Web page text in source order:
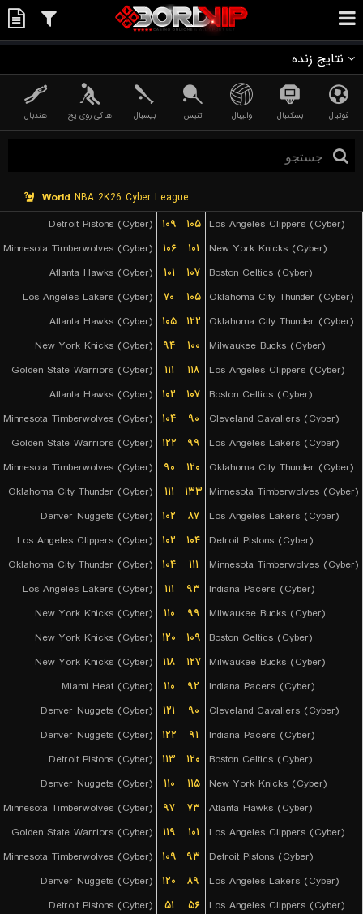
نتایج زنده
فوتبال بسکتبال والیبال تنیس بیسبال هاکی روی یخ هندبال
World NBA 2K26 Cyber League
Detroit Pistons (Cyber)
۱۰۹ ۱۰۵
Los Angeles Clippers (Cyber)
Minnesota Timberwolves (Cyber)
۱۰۶ ۱۰۱
New York Knicks (Cyber)
Atlanta Hawks (Cyber)
۱۰۱ ۱۰۷
Boston Celtics (Cyber)
Los Angeles Lakers (Cyber)
۷۰ ۱۰۵
Oklahoma City Thunder (Cyber)
Atlanta Hawks (Cyber)
۱۰۵ ۱۲۲
Oklahoma City Thunder (Cyber)
New York Knicks (Cyber)
۹۴ ۱۰۰
Milwaukee Bucks (Cyber)
Golden State Warriors (Cyber)
۱۱۱ ۱۱۸
Los Angeles Clippers (Cyber)
Atlanta Hawks (Cyber)
۱۰۲ ۱۰۷
Boston Celtics (Cyber)
Minnesota Timberwolves (Cyber)
۱۰۴ ۹۰
Cleveland Cavaliers (Cyber)
Golden State Warriors (Cyber)
۱۲۲ ۹۹
Los Angeles Lakers (Cyber)
Minnesota Timberwolves (Cyber)
۹۰ ۱۲۰
Oklahoma City Thunder (Cyber)
Oklahoma City Thunder (Cyber)
۱۱۱ ۱۳۳ Minnesota Timberwolves (Cyber)
Denver Nuggets (Cyber)
۱۰۲ ۸۷
Los Angeles Lakers (Cyber)
Los Angeles Clippers (Cyber)
۱۰۲ ۱۰۴
Detroit Pistons (Cyber)
Oklahoma City Thunder (Cyber)
۱۰۴ ۱۱۱
Minnesota Timberwolves (Cyber)
Los Angeles Lakers (Cyber)
۱۱۱ ۹۳
Indiana Pacers (Cyber)
New York Knicks (Cyber)
۱۱۰ ۹۹
Milwaukee Bucks (Cyber)
New York Knicks (Cyber)
۱۲۰ ۱۰۹
Boston Celtics (Cyber)
New York Knicks (Cyber)
۱۱۸ ۱۲۷
Milwaukee Bucks (Cyber)
Miami Heat (Cyber)
۱۱۰ ۹۲
Indiana Pacers (Cyber)
Denver Nuggets (Cyber)
۱۲۱ ۹۰
Cleveland Cavaliers (Cyber)
Denver Nuggets (Cyber)
۱۲۲ ۹۱
Indiana Pacers (Cyber)
Detroit Pistons (Cyber)
۱۱۳ ۱۲۰
Boston Celtics (Cyber)
Denver Nuggets (Cyber)
۱۱۰ ۱۱۵
New York Knicks (Cyber)
Minnesota Timberwolves (Cyber)
۹۷ ۷۳
Atlanta Hawks (Cyber)
Golden State Warriors (Cyber)
۱۱۹ ۱۰۱
Los Angeles Clippers (Cyber)
Minnesota Timberwolves (Cyber)
۱۰۹ ۹۳
Detroit Pistons (Cyber)
Denver Nuggets (Cyber)
۱۲۰ ۸۹
Los Angeles Lakers (Cyber)
Detroit Pistons (Cyber)
۵۱ ۵۶
Los Angeles Clippers (Cyber)